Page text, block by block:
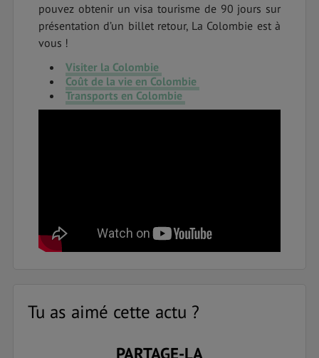
pouvez obtenir un visa tourisme de 90 jours sur
présentation d’un billet retour, La Colombie est à
vous !
Visiter la Colombie
Coût de la vie en Colombie
Transports en Colombie
Tu as aimé cette actu ?
PARTAGE-LA